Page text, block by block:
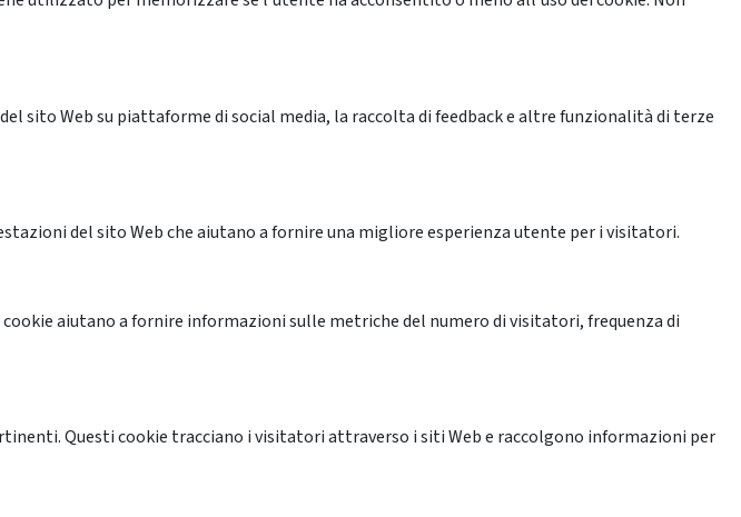
sito Web su piattaforme di social media, la raccolta di feedback e altre funzionalità di terze
del sito Web che aiutano a fornire una migliore esperienza utente per i visitatori.
aiutano a fornire informazioni sulle metriche del numero di visitatori, frequenza di
Questi cookie tracciano i visitatori attraverso i siti Web e raccolgono informazioni per